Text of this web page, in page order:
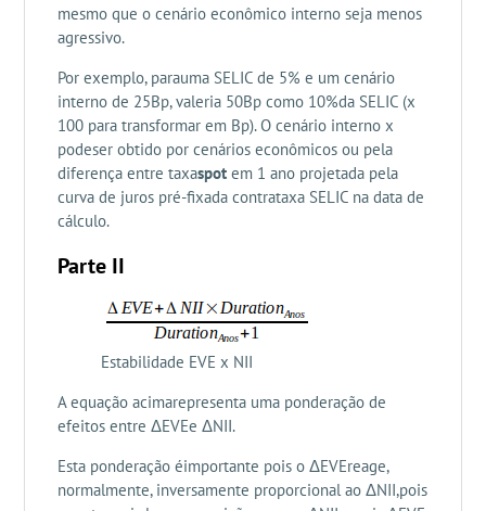
mesmo que o cenário econômico interno seja menos
agressivo.
Por exemplo, parauma SELIC de 5% e um cenário
interno de 25Bp, valeria 50Bp como 10%da SELIC (x
100 para transformar em Bp). O cenário interno x
podeser obtido por cenários econômicos ou pela
diferença entre taxaspotem 1 ano projetada pela
curva de juros pré-fixada contrataxa SELIC na data de
cálculo.
Parte II
Estabilidade EVE x NII
A equação acimarepresenta uma ponderação de
efeitos entre ΔEVEe ΔNII.
Esta ponderação éimportante pois o ΔEVEreage,
normalmente, inversamente proporcional ao ΔNII,pois